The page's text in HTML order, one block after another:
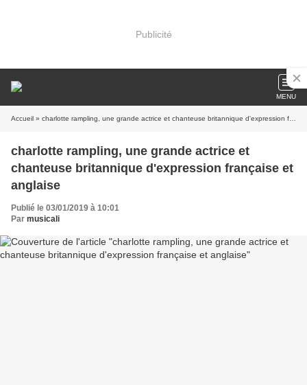
Publicité
MENU
Accueil » charlotte rampling, une grande actrice et chanteuse britannique d'expression française et anglaise
charlotte rampling, une grande actrice et
chanteuse britannique d'expression française et
anglaise
Publié le 03/01/2019 à 10:01
Par musicali